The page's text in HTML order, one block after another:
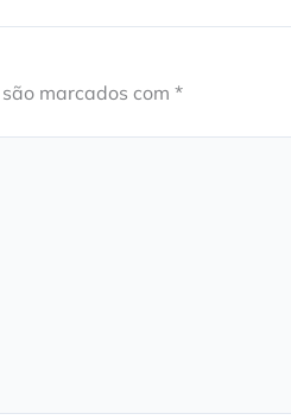
marcados com *